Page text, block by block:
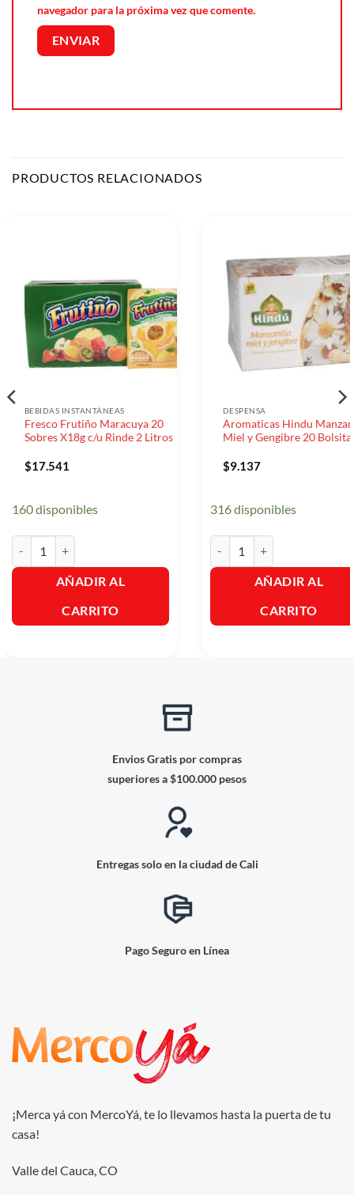
navegador para la próxima vez que comente.
PRODUCTOS RELACIONADOS
BEBIDAS INSTANTÁNEAS
Fresco Frutiño Maracuya 20
Sobres X18g c/u Rinde 2 Litros
$17.541
160 disponibles
AÑADIR AL
CARRITO
DESPENSA
Aromaticas Hindu
Miel y Gengibre 20
$9.137
316 disponibles
AÑADIR AL
CARRITO
Envios Gratis por compras
superiores a $100.000 pesos
Entregas solo en la ciudad de Cali
Pago Seguro en Línea
¡Merca yá con MercoYá, te lo llevamos hasta la puerta de tu
casa!
Valle del Cauca, CO